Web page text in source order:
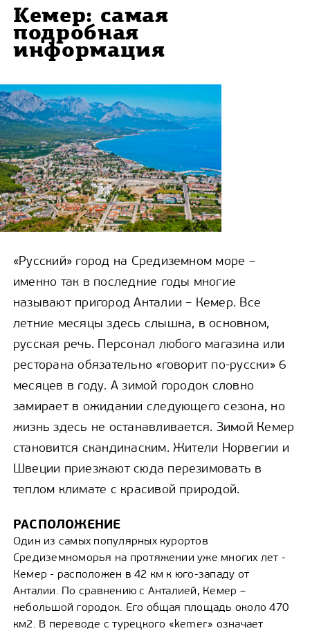
Кемер: самая
подробная
информация
«Русский» город на Средиземном море –
именно так в последние годы многие
называют пригород Анталии – Кемер. Все
летние месяцы здесь слышна, в основном,
русская речь. Персонал любого магазина или
ресторана обязательно «говорит по-русски» 6
месяцев в году. А зимой городок словно
замирает в ожидании следующего сезона, но
жизнь здесь не останавливается. Зимой Кемер
становится скандинаским. Жители Норвегии и
Швеции приезжают сюда перезимовать в
теплом климате с красивой природой.
РАСПОЛОЖЕНИЕ
Один из самых популярных курортов
Средиземноморья на протяжении уже многих лет -
Кемер - расположен в 42 км к юго-западу от
Анталии. По сравнению с Анталией, Кемер –
небольшой городок. Его общая площадь около 470
км2. В переводе с турецкого «kemer» означает